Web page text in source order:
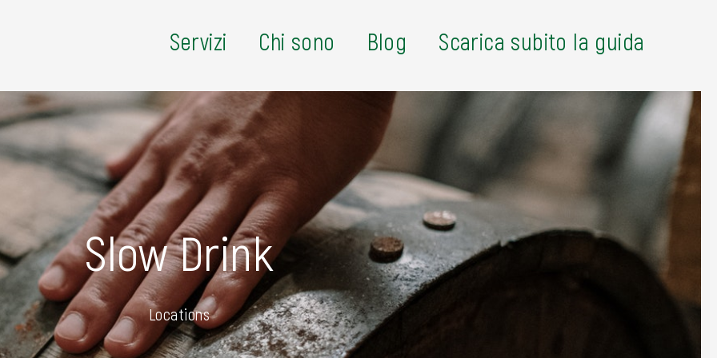
Servizi Chi sono Blog Scarica subito la guida
Slow Drink
Locations